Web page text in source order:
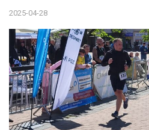
2025-04-28